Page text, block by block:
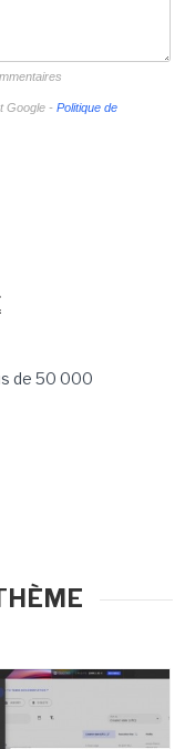
Google - Politique de
de 50 000